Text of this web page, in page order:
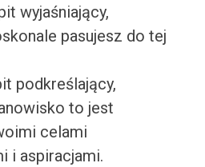
wyjaśniający,
pasujesz do tej
podkreślający,
to jest
celami
i aspiracjami.